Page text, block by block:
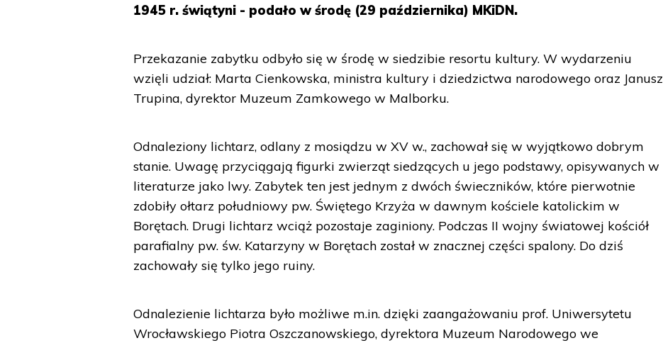
1945 r. świątyni - podało w środę (29 października) MKiDN.
Przekazanie zabytku odbyło się w środę w siedzibie resortu kultury. W wydarzeniu
wzięli udział: Marta Cienkowska, ministra kultury i dziedzictwa narodowego oraz Janusz
Trupina, dyrektor Muzeum Zamkowego w Malborku.
Odnaleziony lichtarz, odlany z mosiądzu w XV w., zachował się w wyjątkowo dobrym
stanie. Uwagę przyciągają figurki zwierząt siedzących u jego podstawy, opisywanych w
literaturze jako lwy. Zabytek ten jest jednym z dwóch świeczników, które pierwotnie
zdobiły ołtarz południowy pw. Świętego Krzyża w dawnym kościele katolickim w
Borętach. Drugi lichtarz wciąż pozostaje zaginiony. Podczas II wojny światowej kościół
parafialny pw. św. Katarzyny w Borętach został w znacznej części spalony. Do dziś
zachowały się tylko jego ruiny.
Odnalezienie lichtarza było możliwe m.in. dzięki zaangażowaniu prof. Uniwersytetu
Wrocławskiego Piotra Oszczanowskiego, dyrektora Muzeum Narodowego we